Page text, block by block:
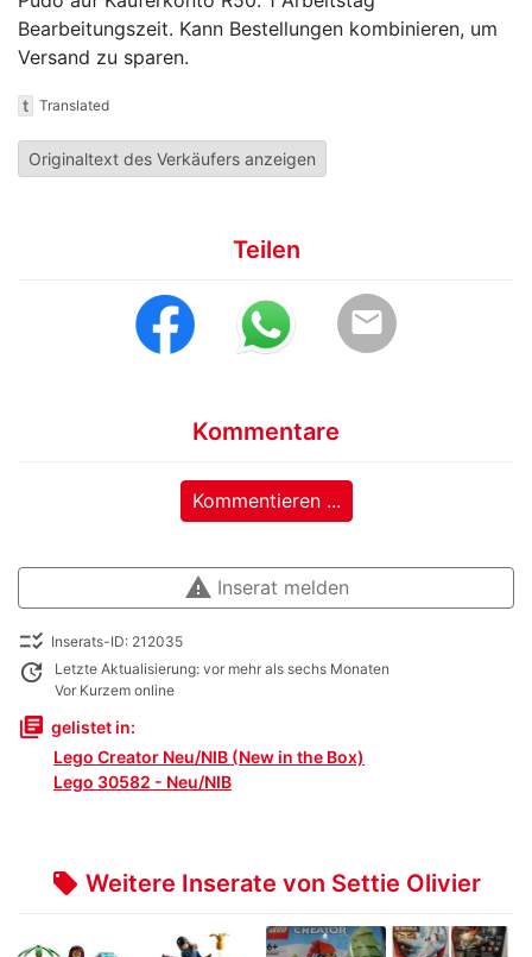
Bearbeitungszeit. Kann Bestellungen kombinieren, um
Versand zu sparen.
t Translated
Originaltext des Verkäufers anzeigen
Teilen
email
Kommentare
Kommentieren ...
warning Inserat melden
checklist_rtl Inserats-ID: 212035
update
Letzte Aktualisierung: vor mehr als sechs Monaten
Vor Kurzem online
library_books gelistet in:
Lego Creator Neu/NIB (New in the Box)
Lego 30582 - Neu/NIB
local_offer Weitere Inserate von Settie Olivier